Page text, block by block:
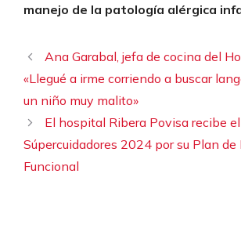
manejo de la patología alérgica
Ana Garabal, jefa de cocina del
«Llegué a irme corriendo a buscar
un niño muy malito»
El hospital Ribera Povisa recibe
Súpercuidadores 2024 por su Plan de
Funcional